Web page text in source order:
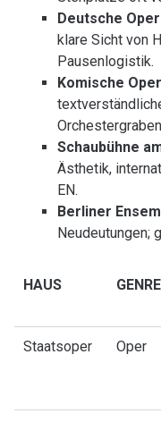
Deutsche
klare Sicht von
Pausenlogistik.
Komische
Schaubühne
Ästhetik,
EN.
Berliner
Neudeutungen;
HAUS GENRE
Staatsoper Oper